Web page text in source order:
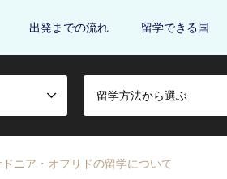
出発までの流れ 留学できる国
留学方法から選ぶ
ニア・オフリドの留学について